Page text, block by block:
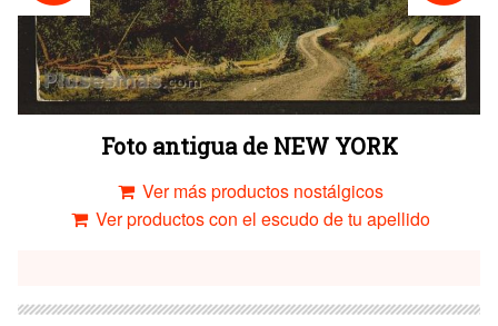
Foto antigua de NEW YORK
Ver más productos nostálgicos
Ver productos con el escudo de tu apellido